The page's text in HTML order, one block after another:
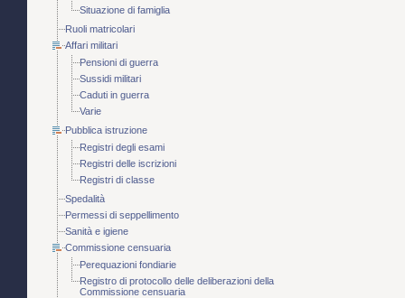
Situazione di famiglia
Ruoli matricolari
Affari militari
Pensioni di guerra
Sussidi militari
Caduti in guerra
Varie
Pubblica istruzione
Registri degli esami
Registri delle iscrizioni
Registri di classe
Spedalità
Permessi di seppellimento
Sanità e igiene
Commissione censuaria
Perequazioni fondiarie
Registro di protocollo delle deliberazioni della
Commissione censuaria